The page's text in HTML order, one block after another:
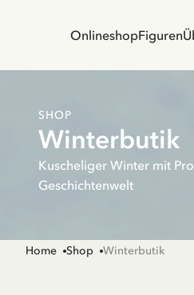
OnlineshopFiguren
SHOP
Winterbutik
Kuscheliger Winter mit
Geschichtenwelt
Home Shop Winterbutik